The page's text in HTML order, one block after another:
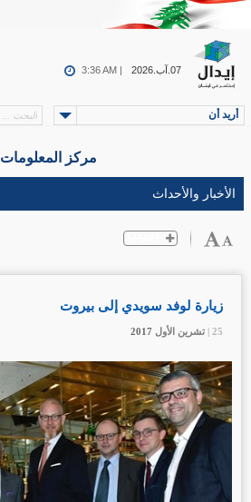
07.آب.2026 3:36 AM |
أريد أن
مركز المعلومات
25 | تشرين الأول
زيارة لوفد سويدي إلى بيروت
25 | تشرين الأول 25 | تشرين الأول